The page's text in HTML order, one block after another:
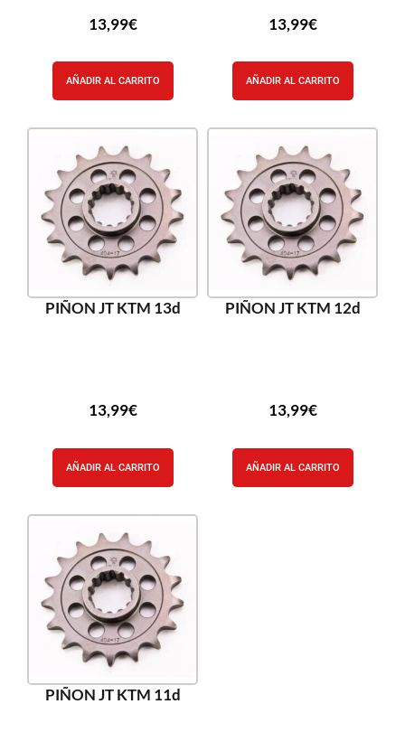
13,99€
AÑADIR AL CARRITO
13,99€
AÑADIR AL CARRITO
PIÑON JT KTM 13d
13,99€
AÑADIR AL CARRITO
PIÑON JT KTM 12d
13,99€
AÑADIR AL CARRITO
PIÑON JT KTM 11d